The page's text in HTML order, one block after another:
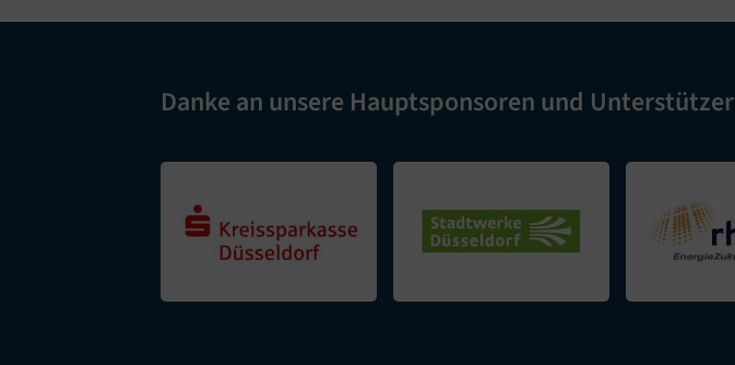
Danke an unsere Hauptsponsoren und Unterstützer